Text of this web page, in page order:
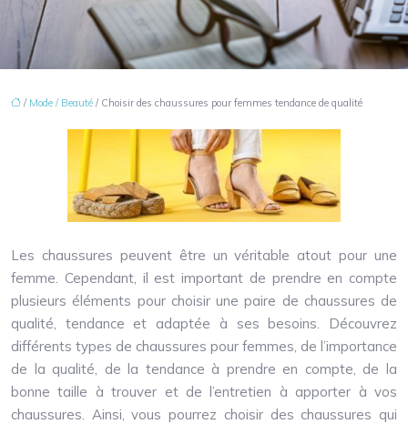
/ Mode / Beauté / Choisir des chaussures pour femmes tendance de qualité
Les chaussures peuvent être un véritable atout pour une
femme. Cependant, il est important de prendre en compte
plusieurs éléments pour choisir une paire de chaussures de
qualité, tendance et adaptée à ses besoins. Découvrez
différents types de chaussures pour femmes, de l’importance
de la qualité, de la tendance à prendre en compte, de la
bonne taille à trouver et de l’entretien à apporter à vos
chaussures. Ainsi, vous pourrez choisir des chaussures qui